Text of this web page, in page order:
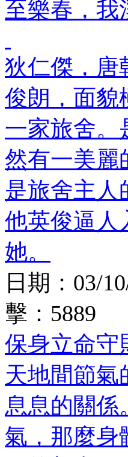
至樂春，我
狄仁傑，唐
俊朗，面貌
一家旅舍。
然有一美麗
是旅舍主人
他英俊逼人
她。
日期： 03/
擊： 5889
保身立命守
天地間節氣
息息的關係
氣，那麼身